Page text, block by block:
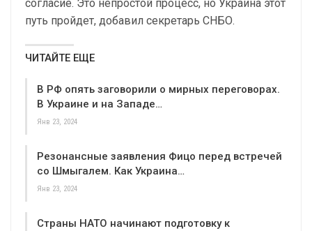
согласие. Это непростой процесс, но Украина этот
путь пройдет, добавил секретарь СНБО.
ЧИТАЙТЕ ЕЩЕ
В РФ опять заговорили о мирных переговорах.
В Украине и на Западе…
Янв 23, 2024
Резонансные заявления Фицо перед встречей
со Шмыгалем. Как Украина…
Янв 23, 2024
Страны НАТО начинают подготовку к